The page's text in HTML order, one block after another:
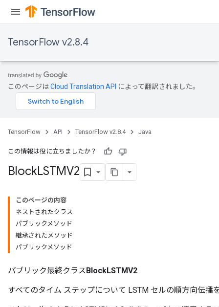
TensorFlow v2.8.4
このページはCloud Translation API によって翻訳されました。
TensorFlow API TensorFlow v2.8.4 Java
この情報は役に立ちましたか？
BlockLSTMV2
このページの内容
ネストされたクラス
パブリックメソッド
継承されたメソッド
パブリックメソッド
パブリック最終クラスBlockLSTMV2
すべてのタイム ステップについて LSTM セルの順方向伝播